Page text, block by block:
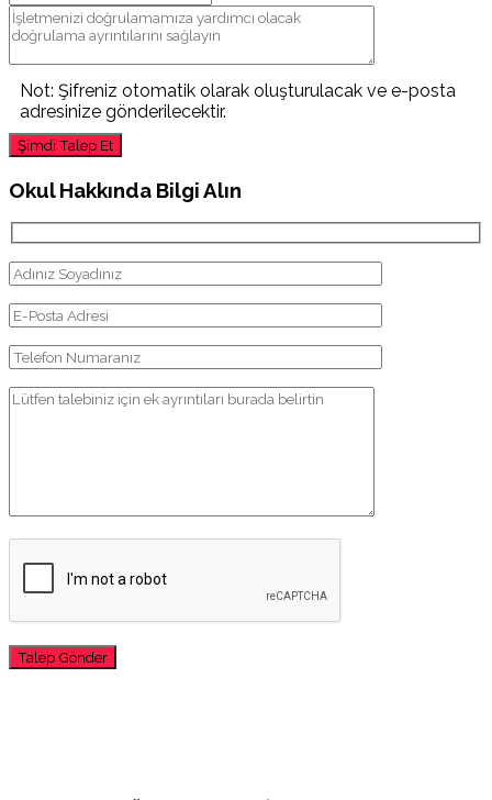
Not: Şifreniz otomatik olarak oluşturulacak ve e-posta
adresinize gönderilecektir.
Şimdi Talep Et
Okul Hakkında Bilgi Alın